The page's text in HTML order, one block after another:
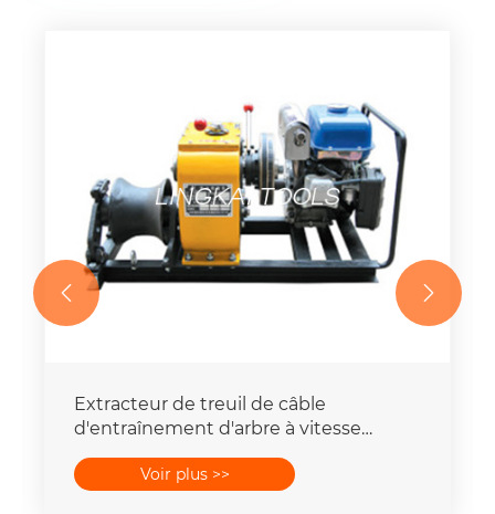
Extracteur de treuil de câble
d'entraînement d'arbre à vitesse
rapide, outils de traction de fil
Voir plus >>
 